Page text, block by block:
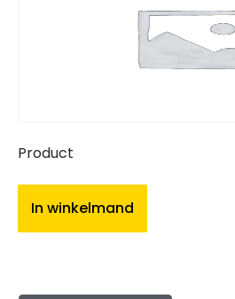
Product
In winkelmand